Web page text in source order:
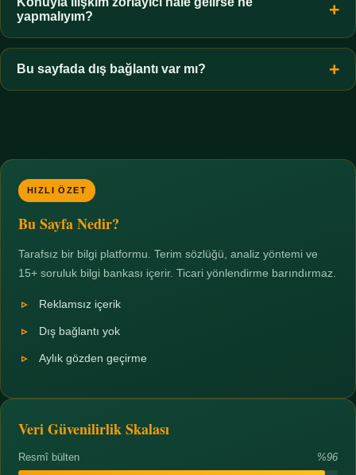
zorunluluktur.
yapmalıyım?
Zaman sınırı koyun, harcadığınız süreyi ölçün ve gerekirse
profesyonel destek alın. Türkiye'de ücretsiz danışma hatları
mevcuttur; yardım istemek güçlü bir adımdır.
Bu sayfada dış bağlantı var mı?
HIZLI ÖZET
Bu Sayfa Nedir?
Tarafsız bir bilgi platformu. Terim sözlüğü, analiz yöntemi ve
15+ soruluk bilgi bankası içerir. Ticari yönlendirme barındırmaz.
Reklamsız içerik
Dış bağlantı yok
Aylık gözden geçirme
Veri Güvenilirlik Skalası
Resmî bülten %96